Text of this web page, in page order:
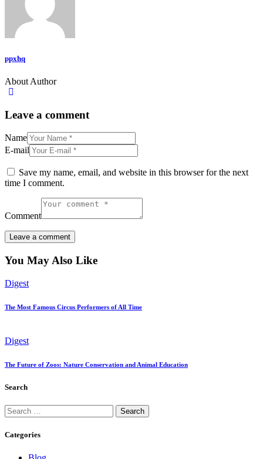
ppxhq
About Author
Leave a comment
Name
E-mail
Save my name, email, and website in this browser for the next
time I comment.
Comment
You May Also Like
Digest
The Most Famous Circus Performers of All Time
Digest
The Future of Zoos: Nature Conservation and Animal Education
Search
Categories